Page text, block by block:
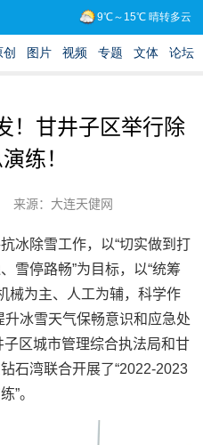
！甘井子区举行除
练！
来源：大连天健网
冰除雪工作，以“切实做到打
雪停路畅”为目标，以“统筹
械为主、人工为辅，科学作
升冰雪天气保畅意识和应急处
区城市管理综合执法局和甘
石湾联合开展了“2022-2023
”。